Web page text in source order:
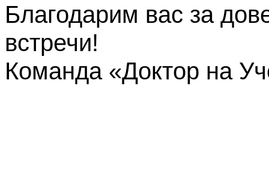
Благодарим вас за
встречи!
Команда «Доктор на